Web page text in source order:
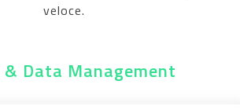
veloce.
& Data Management